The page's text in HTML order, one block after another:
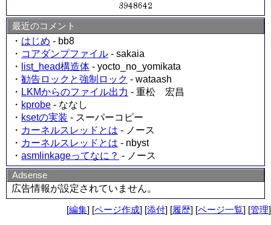
最近のコメント
・ はじめ - bb8
・ コアダンプファイル - sakaia
・
list_head構造体 - yocto_no_yomikata
・ 勧告ロックと強制ロック - wataash
・ LKMからのファイル出力 - 重松 宏昌
・ kprobe - ななし
・ ksetの実装 - スーパーコピー
・ カーネルスレッドとは - ノース
・ カーネルスレッドとは - nbyst
・ asmlinkageってなに？ - ノース
Adsense
広告情報が設定されていません。
[編集] [ページ作成] [添付] [履歴] [ページ一覧] [管理]